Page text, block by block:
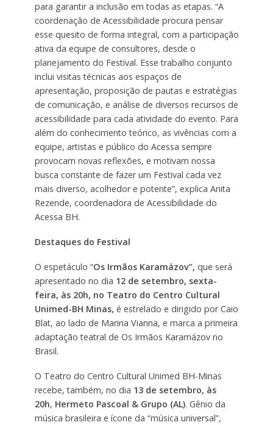
para garantir a inclusão em todas as etapas. “A
coordenação de Acessibilidade procura pensar
esse quesito de forma integral, com a participação
ativa da equipe de consultores, desde o
planejamento do Festival. Esse trabalho conjunto
inclui visitas técnicas aos espaços de
apresentação, proposição de pautas e estratégias
de comunicação, e análise de diversos recursos de
acessibilidade para cada atividade do evento. Para
além do conhecimento teórico, as vivências com a
equipe, artistas e público do Acessa sempre
provocam novas reflexões, e motivam nossa
busca constante de fazer um Festival cada vez
mais diverso, acolhedor e potente”, explica Anita
Rezende, coordenadora de Acessibilidade do
Acessa BH.
Destaques do Festival
O espetáculo “Os Irmãos Karamázov”, que será
apresentado no dia 12 de setembro, sexta-
feira, às 20h, no Teatro do Centro Cultural
Unimed-BH Minas, é estrelado e dirigido por Caio
Blat, ao lado de Marina Vianna, e marca a primeira
adaptação teatral de Os Irmãos Karamázov no
Brasil.
O Teatro do Centro Cultural Unimed BH-Minas
recebe, também, no dia 13 de setembro, às
20h, Hermeto Pascoal & Grupo (AL). Gênio da
música brasileira e ícone da “música universal”,